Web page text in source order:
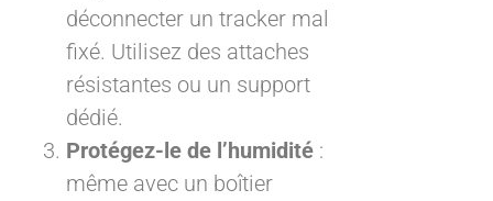
déconnecter un tracker mal
fixé. Utilisez des attaches
résistantes ou un support
dédié.
Protégez-le de l’humidité :
même avec un boîtier